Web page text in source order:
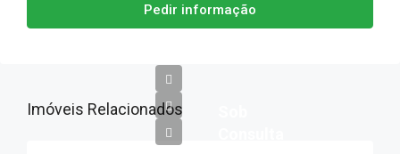
Pedir informação
Imóveis Relacionados